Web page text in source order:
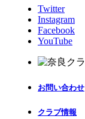
Twitter
Instagram
Facebook
YouTube
お問い合わせ
クラブ情報